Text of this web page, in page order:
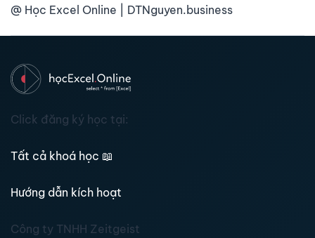
@ Học Excel Online | DTNguyen.business
Click đăng ký học tại:
Tất cả khoá học 📖
Hướng dẫn kích hoạt
Công ty TNHH Zeitgeist